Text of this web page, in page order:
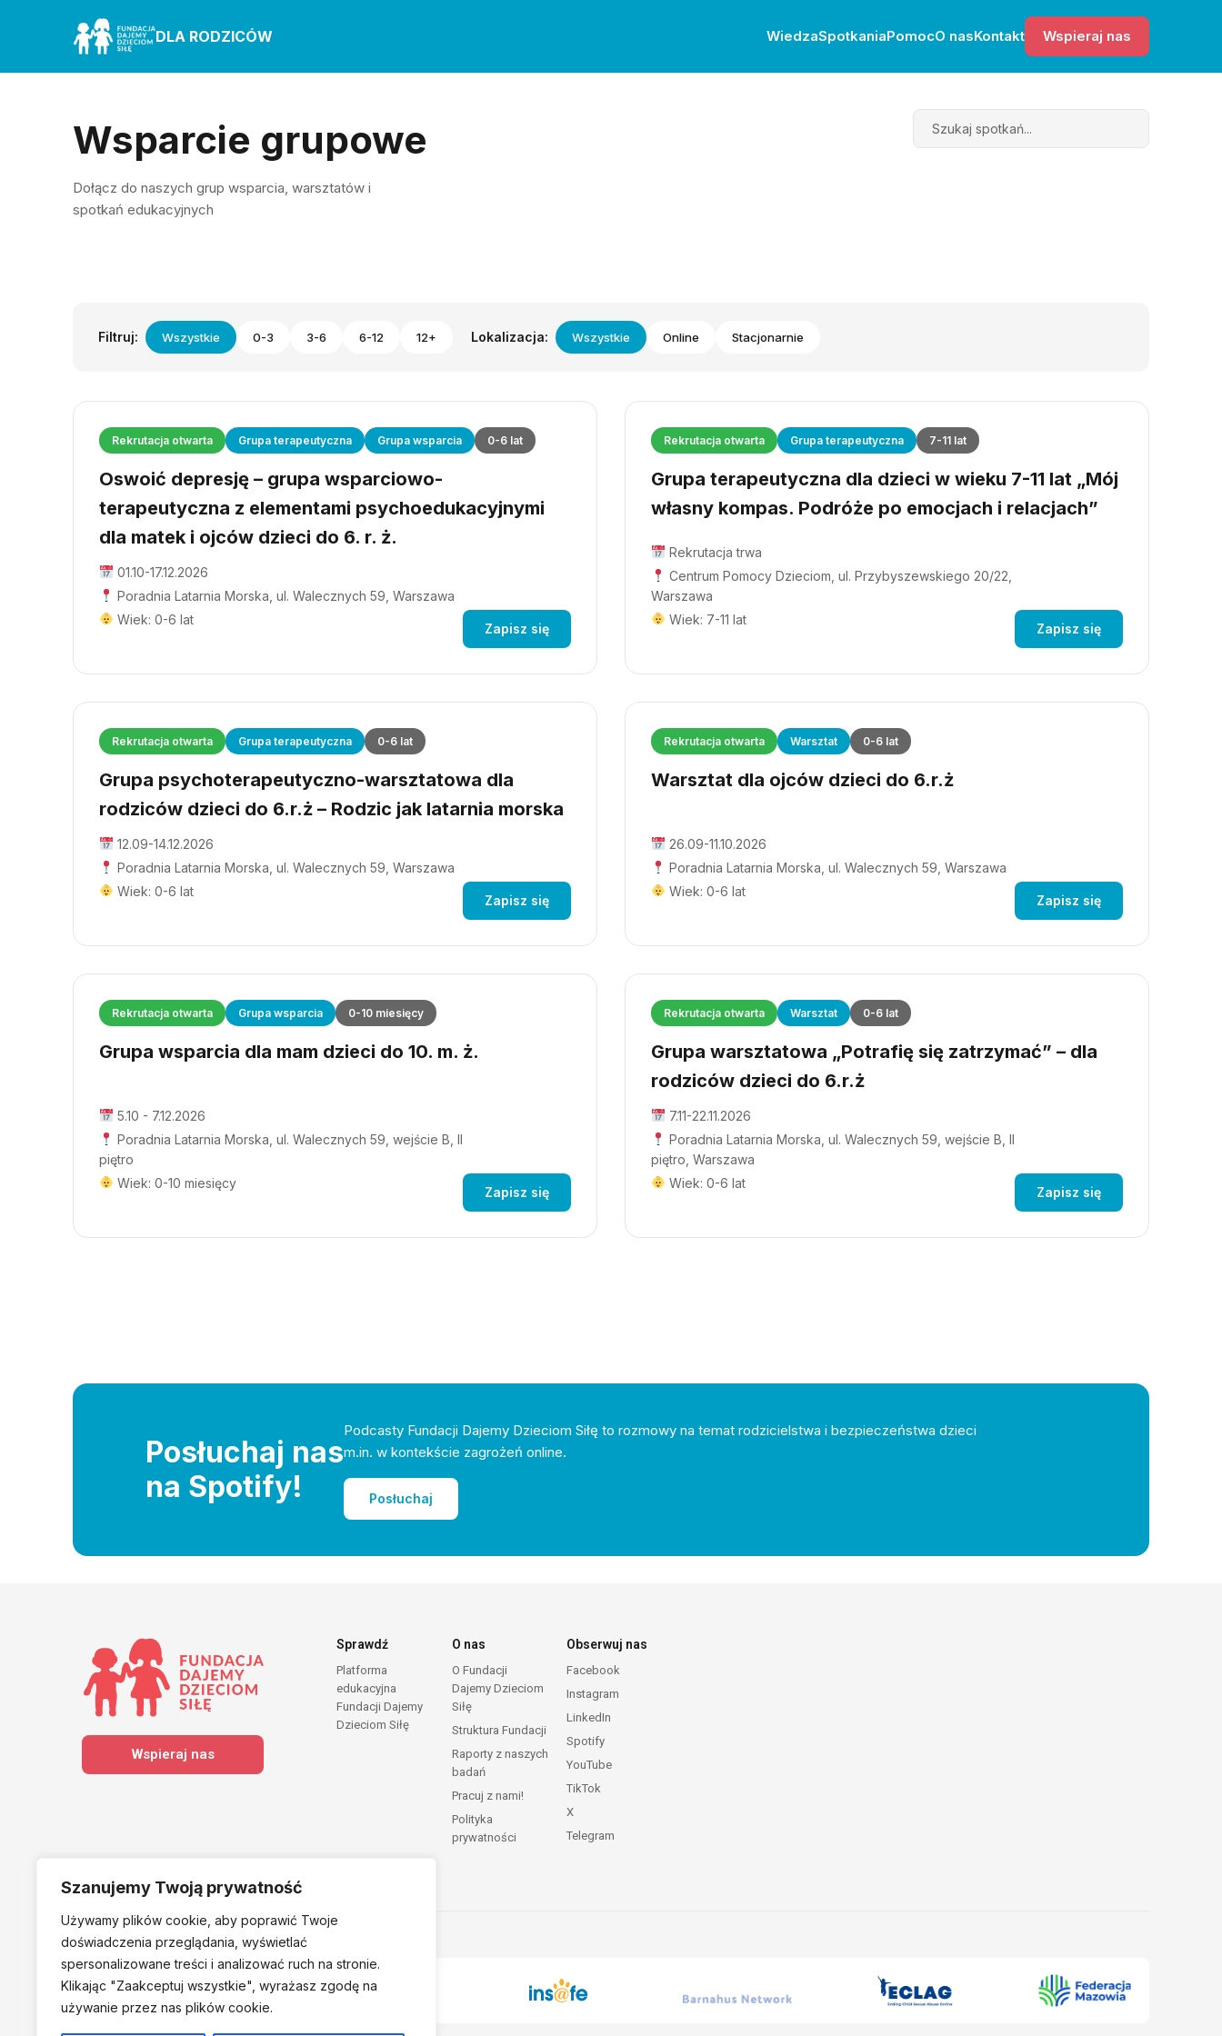
Szanujemy Twoją prywatność
Używamy plików cookie, aby poprawić Twoje
doświadczenia przeglądania, wyświetlać
spersonalizowane treści i analizować ruch na stronie.
Klikając "Zaakceptuj wszystkie", wyrażasz zgodę na
używanie przez nas plików cookie.
DLA RODZICÓW WiedzaSpotkaniaPomocO nasKontakt Wspieraj nas
Wsparcie grupowe
Dołącz do naszych grup wsparcia, warsztatów i
spotkań edukacyjnych
Search
Filtruj: Wszystkie 0-3 3-6 6-12 12+ Lokalizacja: Wszystkie Online Stacjonarnie
Rekrutacja otwarta Grupa terapeutyczna Grupa wsparcia 0-6 lat
Oswoić depresję – grupa wsparciowo-
terapeutyczna z elementami psychoedukacyjnymi
dla matek i ojców dzieci do 6. r. ż.
01.10-17.12.2026
Poradnia Latarnia Morska, ul. Walecznych 59, Warszawa
Wiek: 0-6 lat
Zapisz się
Rekrutacja otwarta Grupa terapeutyczna 7-11 lat
Grupa terapeutyczna dla dzieci w wieku 7-11 lat „Mój
własny kompas. Podróże po emocjach i relacjach”
Rekrutacja trwa
Centrum Pomocy Dzieciom, ul. Przybyszewskiego 20/22,
Warszawa
Wiek: 7-11 lat
Zapisz się
Rekrutacja otwarta Grupa terapeutyczna 0-6 lat
Grupa psychoterapeutyczno-warsztatowa dla
rodziców dzieci do 6.r.ż – Rodzic jak latarnia morska
12.09-14.12.2026
Poradnia Latarnia Morska, ul. Walecznych 59, Warszawa
Wiek: 0-6 lat
Zapisz się
Rekrutacja otwarta Warsztat 0-6 lat
Warsztat dla ojców dzieci do 6.r.ż
26.09-11.10.2026
Poradnia Latarnia Morska, ul. Walecznych 59, Warszawa
Wiek: 0-6 lat
Zapisz się
Rekrutacja otwarta Grupa wsparcia 0-10 miesięcy
Grupa wsparcia dla mam dzieci do 10. m. ż.
5.10 - 7.12.2026
Poradnia Latarnia Morska, ul. Walecznych 59, wejście B, II
piętro
Wiek: 0-10 miesięcy
Zapisz się
Rekrutacja otwarta Warsztat 0-6 lat
Grupa warsztatowa „Potrafię się zatrzymać” – dla
rodziców dzieci do 6.r.ż
7.11-22.11.2026
Poradnia Latarnia Morska, ul. Walecznych 59, wejście B, II
piętro, Warszawa
Wiek: 0-6 lat
Zapisz się
Posłuchaj nas
na Spotify!
Podcasty Fundacji Dajemy Dzieciom Siłę to rozmowy na temat rodzicielstwa i bezpieczeństwa dzieci
m.in. w kontekście zagrożeń online.
Posłuchaj
Wspieraj nas
Sprawdź
Platforma
edukacyjna
Fundacji Dajemy
Dzieciom Siłę
O nas
O Fundacji
Dajemy Dzieciom
Siłę
Struktura Fundacji
Raporty z naszych
badań
Pracuj z nami!
Polityka
prywatności
Obserwuj nas
Facebook
Instagram
LinkedIn
Spotify
YouTube
TikTok
X
Telegram
Należymy do